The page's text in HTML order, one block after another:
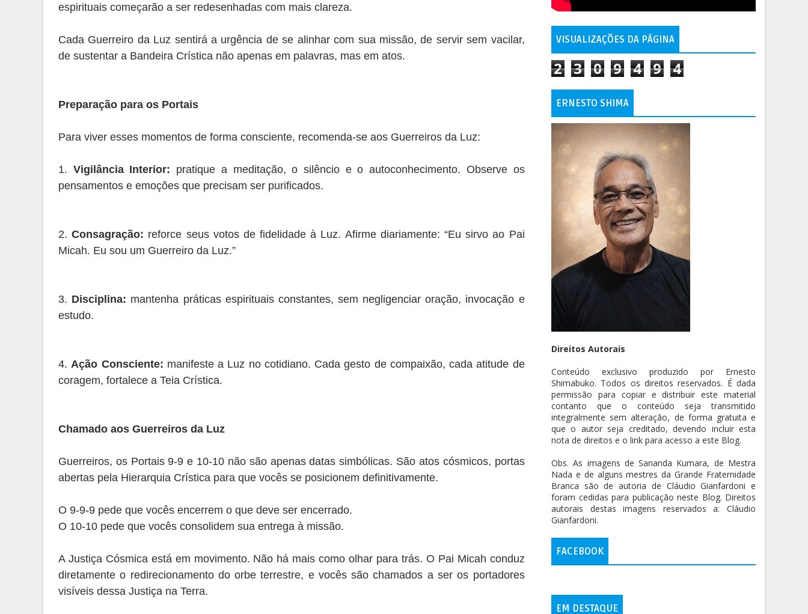
espirituais começarão a ser redesenhadas com mais clareza.
Cada Guerreiro da Luz sentirá a urgência de se alinhar com sua missão, de servir sem vacilar,
de sustentar a Bandeira Crística não apenas em palavras, mas em atos.
Preparação para os Portais
Para viver esses momentos de forma consciente, recomenda-se aos Guerreiros da Luz:
1. Vigilância Interior: pratique a meditação, o silêncio e o autoconhecimento. Observe os
pensamentos e emoções que precisam ser purificados.
2.Consagração: reforce seus votos de fidelidade à Luz. Afirme diariamente: “Eu sirvo ao Pai
Micah. Eu sou um Guerreiro da Luz.”
3. Disciplina: mantenha práticas espirituais constantes, sem negligenciar oração, invocação e
estudo.
4. Ação Consciente: manifeste a Luz no cotidiano. Cada gesto de compaixão, cada atitude de
coragem, fortalece a Teia Crística.
Chamado aos Guerreiros da Luz
Guerreiros, os Portais 9-9 e 10-10 não são apenas datas simbólicas. São atos cósmicos, portas
abertas pela Hierarquia Crística para que vocês se posicionem definitivamente.
O 9-9-9 pede que vocês encerrem o que deve ser encerrado.
O 10-10 pede que vocês consolidem sua entrega à missão.
A Justiça Cósmica está em movimento. Não há mais como olhar para trás. O Pai Micah conduz
diretamente o redirecionamento do orbe terrestre, e vocês são chamados a ser os portadores
visíveis dessa Justiça na Terra.
VISUALIZAÇÕES DA PÁGINA
2 3 0 9 4 9 4
ERNESTO SHIMA
Direitos Autorais
Conteúdo exclusivo produzido por Ernesto
Shimabuko. Todos os direitos reservados. É dada
permissão para copiar e distribuir este material
contanto que o conteúdo seja transmitido
integralmente sem alteração, de forma gratuita e
que o autor seja creditado, devendo incluir esta
nota de direitos e o link para acesso a este Blog.
Obs. As imagens de Sananda Kumara, de Mestra
Nada e de alguns mestres da Grande Fraternidade
Branca são de autoria de Cláudio Gianfardoni e
foram cedidas para publicação neste Blog. Direitos
autorais destas imagens reservados a: Cláudio
Gianfardoni.
FACEBOOK
EM DESTAQUE